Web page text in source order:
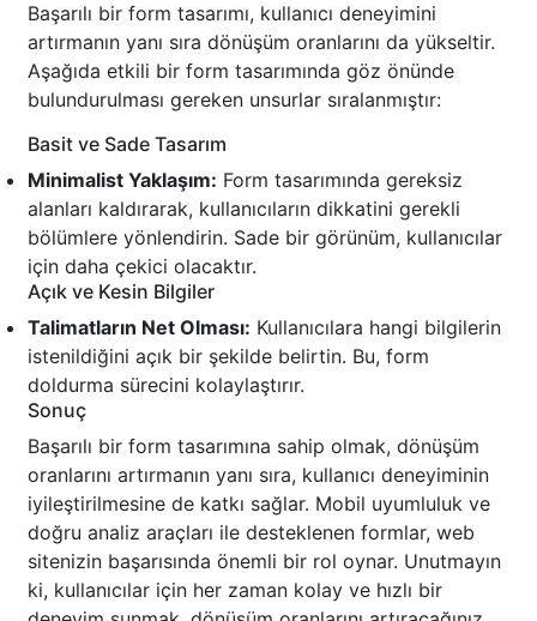
Başarılı bir form tasarımı, kullanıcı deneyimini
artırmanın yanı sıra dönüşüm oranlarını da yükseltir.
Aşağıda etkili bir form tasarımında göz önünde
bulundurulması gereken unsurlar sıralanmıştır:
Basit ve Sade Tasarım
Minimalist Yaklaşım: Form tasarımında gereksiz
alanları kaldırarak, kullanıcıların dikkatini gerekli
bölümlere yönlendirin. Sade bir görünüm, kullanıcılar
için daha çekici olacaktır.
Açık ve Kesin Bilgiler
Talimatların Net Olması: Kullanıcılara hangi bilgilerin
istenildiğini açık bir şekilde belirtin. Bu, form
doldurma sürecini kolaylaştırır.
Sonuç
Başarılı bir form tasarımına sahip olmak, dönüşüm
oranlarını artırmanın yanı sıra, kullanıcı deneyiminin
iyileştirilmesine de katkı sağlar. Mobil uyumluluk ve
doğru analiz araçları ile desteklenen formlar, web
sitenizin başarısında önemli bir rol oynar. Unutmayın
ki, kullanıcılar için her zaman kolay ve hızlı bir